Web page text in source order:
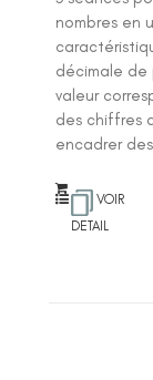
nombres en
décimale de
valeur
des chiffres
encadrer
VOIR
DETAIL